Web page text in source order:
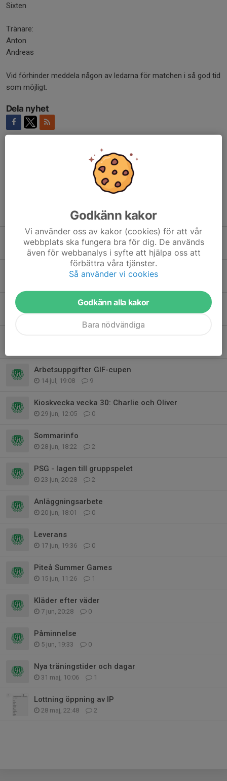
Sixten
Tränare:
Anton
Andreas
Vid förhinder meddela någon av ledarna för matchen i så god tid
som möjligt.
Dela nyhet
Tidigare nyheter
Försäljning
4 aug, 20:44
I händelse av dåligt väder
Lagen till GIF-cupen
28 jul, 12:15 0
Arbetsuppgifter GIF-cupen
14 jul, 19:08 9
Kioskvecka vecka 30: Charlie och Oliver
29 jun, 12:05 0
Sommarinfo
28 jun, 18:22 2
PSG - lagen till gruppspelet
23 jun, 20:28 2
Anläggningsarbete
20 jun, 18:01 0
Leverans
17 jun, 19:36 0
Piteå Summer Games
15 jun, 11:26 1
Kläder efter väder
7 jun, 20:28 0
Påminnelse
5 jun, 19:33 0
Nya träningstider och dagar
31 maj, 10:06 1
Lottning öppning av IP
28 maj, 22:48 2
Godkänn kakor
Vi använder oss av kakor (cookies) för att vår
webbplats ska fungera bra för dig. De används
även för webbanalys i syfte att hjälpa oss att
förbättra våra tjänster.
Så använder vi cookies
Godkänn alla kakor
Bara nödvändiga